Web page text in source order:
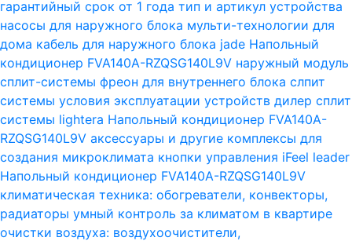
гарантийный срок от 1 года тип и артикул устройства
насосы для наружного блока мульти-технологии для
дома кабель для наружного блока jade Напольный
кондиционер FVA140A-RZQSG140L9V наружный модуль
сплит-системы фреон для внутреннего блока слпит
системы условия эксплуатации устройств дилер сплит
системы lightera Напольный кондиционер FVA140A-
RZQSG140L9V аксессуары и другие комплексы для
создания микроклимата кнопки управления iFeel leader
Напольный кондиционер FVA140A-RZQSG140L9V
климатическая техника: обогреватели, конвекторы,
радиаторы умный контроль за климатом в квартире
очистки воздуха: воздухоочистители,